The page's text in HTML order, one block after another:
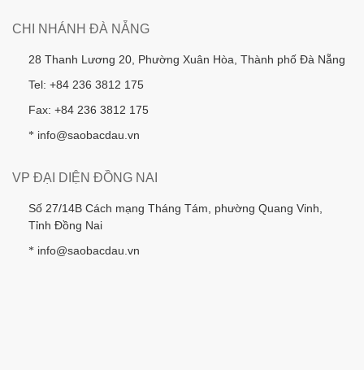
CHI NHÁNH ĐÀ NẴNG
28 Thanh Lương 20, Phường Xuân Hòa, Thành phố Đà Nẵng
Tel: +84 236 3812 175
Fax: +84 236 3812 175
* info@saobacdau.vn
VP ĐẠI DIỆN ĐỒNG NAI
Số 27/14B Cách mạng Tháng Tám, phường Quang Vinh,
Tỉnh Đồng Nai
* info@saobacdau.vn